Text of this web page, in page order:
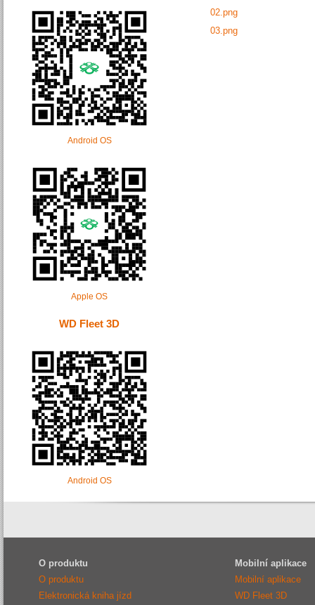
Android OS
Apple OS
WD Fleet 3D
Android OS
02.png
03.png
O produktu
O produktu
Elektronická kniha jízd
Mobilní aplikace
Mobilní aplikace
WD Fleet 3D